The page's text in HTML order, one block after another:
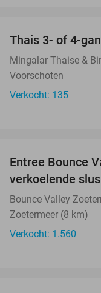
Thais 3- of 4-
Mingalar Thaise &
Voorschoten
Verkocht: 135
Entree Bounce
verkoelende
Bounce Valley
Zoetermeer (8 km)
Verkocht: 1.560